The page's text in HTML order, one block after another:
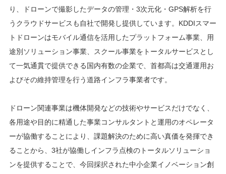
り、ドローンで撮影したデータの管理・3次元化・GPS解析を行
うクラウドサービスも自社で開発し提供しています。KDDIスマー
トドローンはモバイル通信を活用したプラットフォーム事業、用
途別ソリューション事業、スクール事業をトータルサービスとし
て一気通貫で提供できる国内有数の企業で、首都高は交通運用お
よびその維持管理を行う道路インフラ事業者です。
ドローン関連事業は機体開発などの技術やサービスだけでなく、
各用途や目的に精通した事業コンサルタントと運用のオペレータ
ーが協働することにより、課題解決のために高い真価を発揮でき
ることから、3社が協働しインフラ点検のトータルソリューショ
ンを提供することで、今回採択された中小企業イノベーション創